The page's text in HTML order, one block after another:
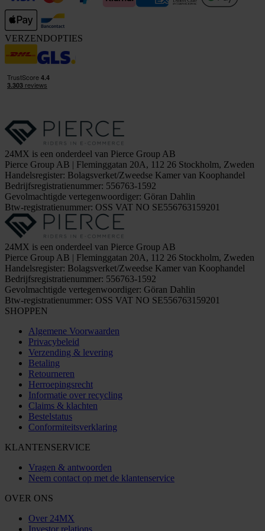
VERZENDOPTIES
24MX is een onderdeel van Pierce Group AB
Pierce Group AB | Fleminggatan 20A, 112 26 Stockholm, Zweden
Handelsregister: Bolagsverket/Zweedse Kamer van Koophandel
Bedrijfsregistratienummer: 556763-1592
Gevolmachtigde vertegenwoordiger: Göran Dahlin
Btw-registratienummer: OSS VAT NO SE556763159201
24MX is een onderdeel van Pierce Group AB
Pierce Group AB | Fleminggatan 20A, 112 26 Stockholm, Zweden
Handelsregister: Bolagsverket/Zweedse Kamer van Koophandel
Bedrijfsregistratienummer: 556763-1592
Gevolmachtigde vertegenwoordiger: Göran Dahlin
Btw-registratienummer: OSS VAT NO SE556763159201
SHOPPEN
Algemene Voorwaarden
Privacybeleid
Verzending & levering
Betaling
Retourneren
Herroepingsrecht
Informatie over recycling
Claims & klachten
Bestelstatus
Conformiteitsverklaring
KLANTENSERVICE
Vragen & antwoorden
Neem contact op met de klantenservice
OVER ONS
Over 24MX
Investor relations